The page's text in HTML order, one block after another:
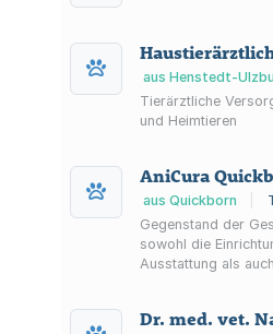
aus Henstedt-
Tierärztliche
und Heimtieren
AniCura
aus Quickborn
Gegenstand der
sowohl die
Ausstattung als
insbesondere in